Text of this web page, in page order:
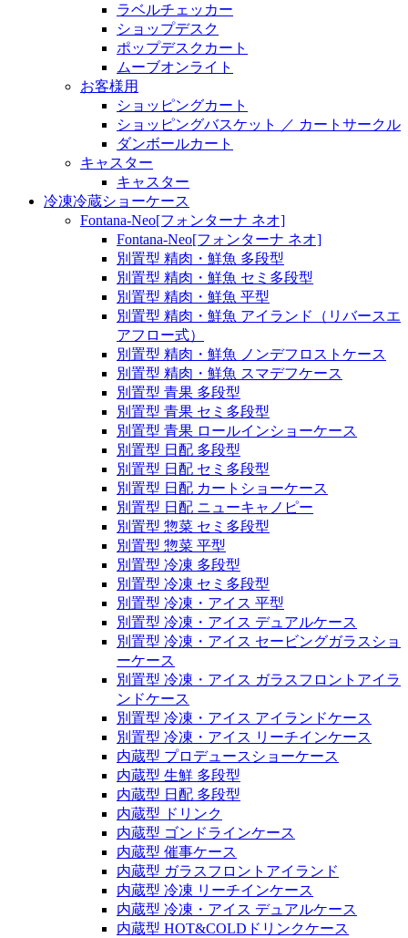
ラベルチェッカー
ショップデスク
ポップデスクカート
ムーブオンライト
お客様用
ショッピングカート
ショッピングバスケット ／ カートサークル
ダンボールカート
キャスター
キャスター
冷凍冷蔵ショーケース
Fontana-Neo[フォンターナ ネオ]
Fontana-Neo[フォンターナ ネオ]
別置型 精肉・鮮魚 多段型
別置型 精肉・鮮魚 セミ多段型
別置型 精肉・鮮魚 平型
別置型 精肉・鮮魚 アイランド（リバースエ
アフロー式）
別置型 精肉・鮮魚 ノンデフロストケース
別置型 精肉・鮮魚 スマデフケース
別置型 青果 多段型
別置型 青果 セミ多段型
別置型 青果 ロールインショーケース
別置型 日配 多段型
別置型 日配 セミ多段型
別置型 日配 カートショーケース
別置型 日配 ニューキャノピー
別置型 惣菜 セミ多段型
別置型 惣菜 平型
別置型 冷凍 多段型
別置型 冷凍 セミ多段型
別置型 冷凍・アイス 平型
別置型 冷凍・アイス デュアルケース
別置型 冷凍・アイス セービングガラスショ
ーケース
別置型 冷凍・アイス ガラスフロントアイラ
ンドケース
別置型 冷凍・アイス アイランドケース
別置型 冷凍・アイス リーチインケース
内蔵型 プロデュースショーケース
内蔵型 生鮮 多段型
内蔵型 日配 多段型
内蔵型 ドリンク
内蔵型 ゴンドラインケース
内蔵型 催事ケース
内蔵型 ガラスフロントアイランド
内蔵型 冷凍 リーチインケース
内蔵型 冷凍・アイス デュアルケース
内蔵型 HOT&COLDドリンクケース